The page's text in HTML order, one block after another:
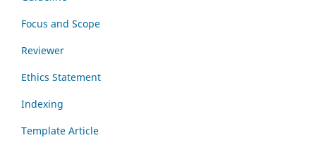
Focus and Scope
Reviewer
Ethics Statement
Indexing
Template Article